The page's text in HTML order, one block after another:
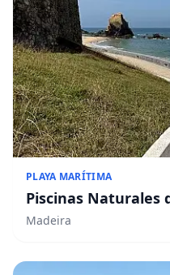
PLAYA MARÍTIMA
Piscinas Naturales
Madeira